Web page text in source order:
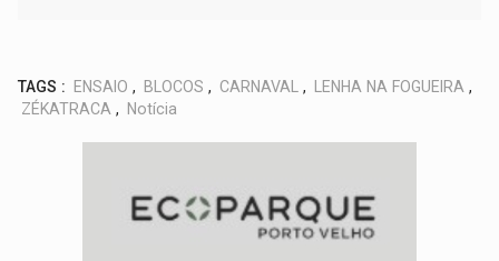
TAGS : ENSAIO , BLOCOS , CARNAVAL , LENHA NA FOGUEIRA ,
ZÉKATRACA , Notícia